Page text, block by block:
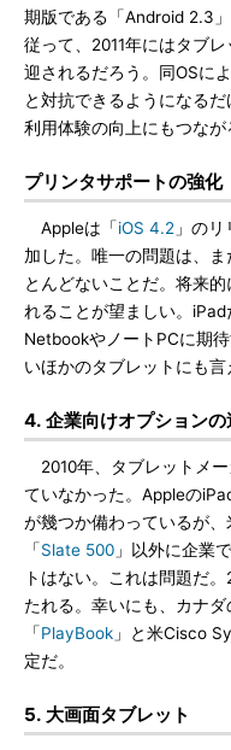
期版である「Android 2.3
従って、2011年にはタブ
迎されるだろう。同OSに
と対抗できるようになる
利用体験の向上にもつなが
プリンタサポートの強化
Appleは「iOS 4.2 」の
加した。唯一の問題は、
とんどないことだ。将来
れることが望ましい。
NetbookやノートPCに期
いほかのタブレットにも言
4. 企業向けオプションの
2010年、タブレットメ
ていなかった。Appleの
が幾つか備わっているが
「Slate 500 」以外に企業
トはない。これは問題だ
たれる。幸いにも、カナ
「PlayBook 」と米Cisco
定だ。
5. 大画面タブレット